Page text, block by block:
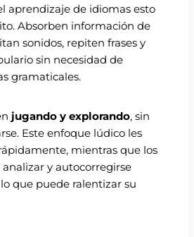
aprendizaje de idiomas esto
Absorben información de
sonidos, repiten frases y
sin necesidad de
gramaticales.
jugando y explorando, sin
Este enfoque lúdico les
mientras que los
y autocorregirse
que puede ralentizar su